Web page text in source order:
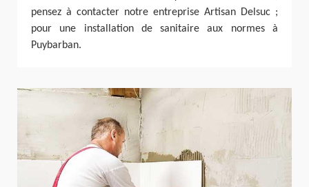
pensez à contacter notre entreprise Artisan Delsuc ;
pour une installation de sanitaire aux normes à
Puybarban.